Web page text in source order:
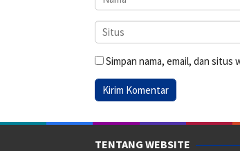
Simpan nama, email, dan
TENTANG WEBSITE